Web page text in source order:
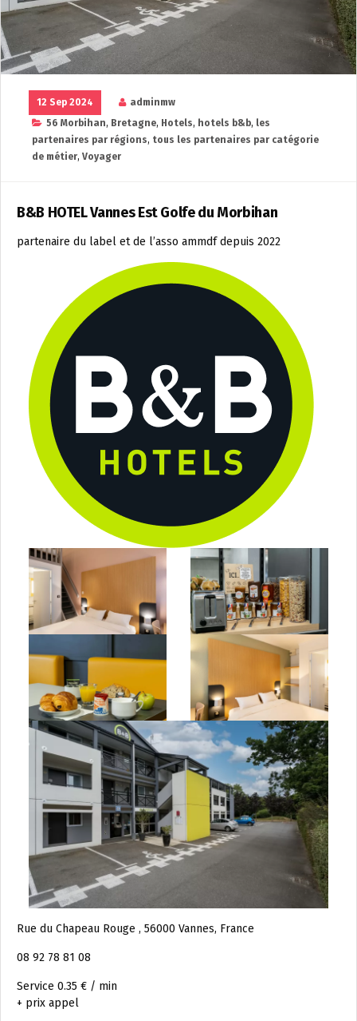
12 Sep 2024
adminmw
56 Morbihan, Bretagne, Hotels, hotels b&b, les
partenaires par régions, tous les partenaires par catégorie
de métier, Voyager
B&B HOTEL Vannes Est Golfe du Morbihan
partenaire du label et de l’asso ammdf depuis 2022
Rue du Chapeau Rouge , 56000 Vannes, France
08 92 78 81 08
Service 0.35 € / min
+ prix appel